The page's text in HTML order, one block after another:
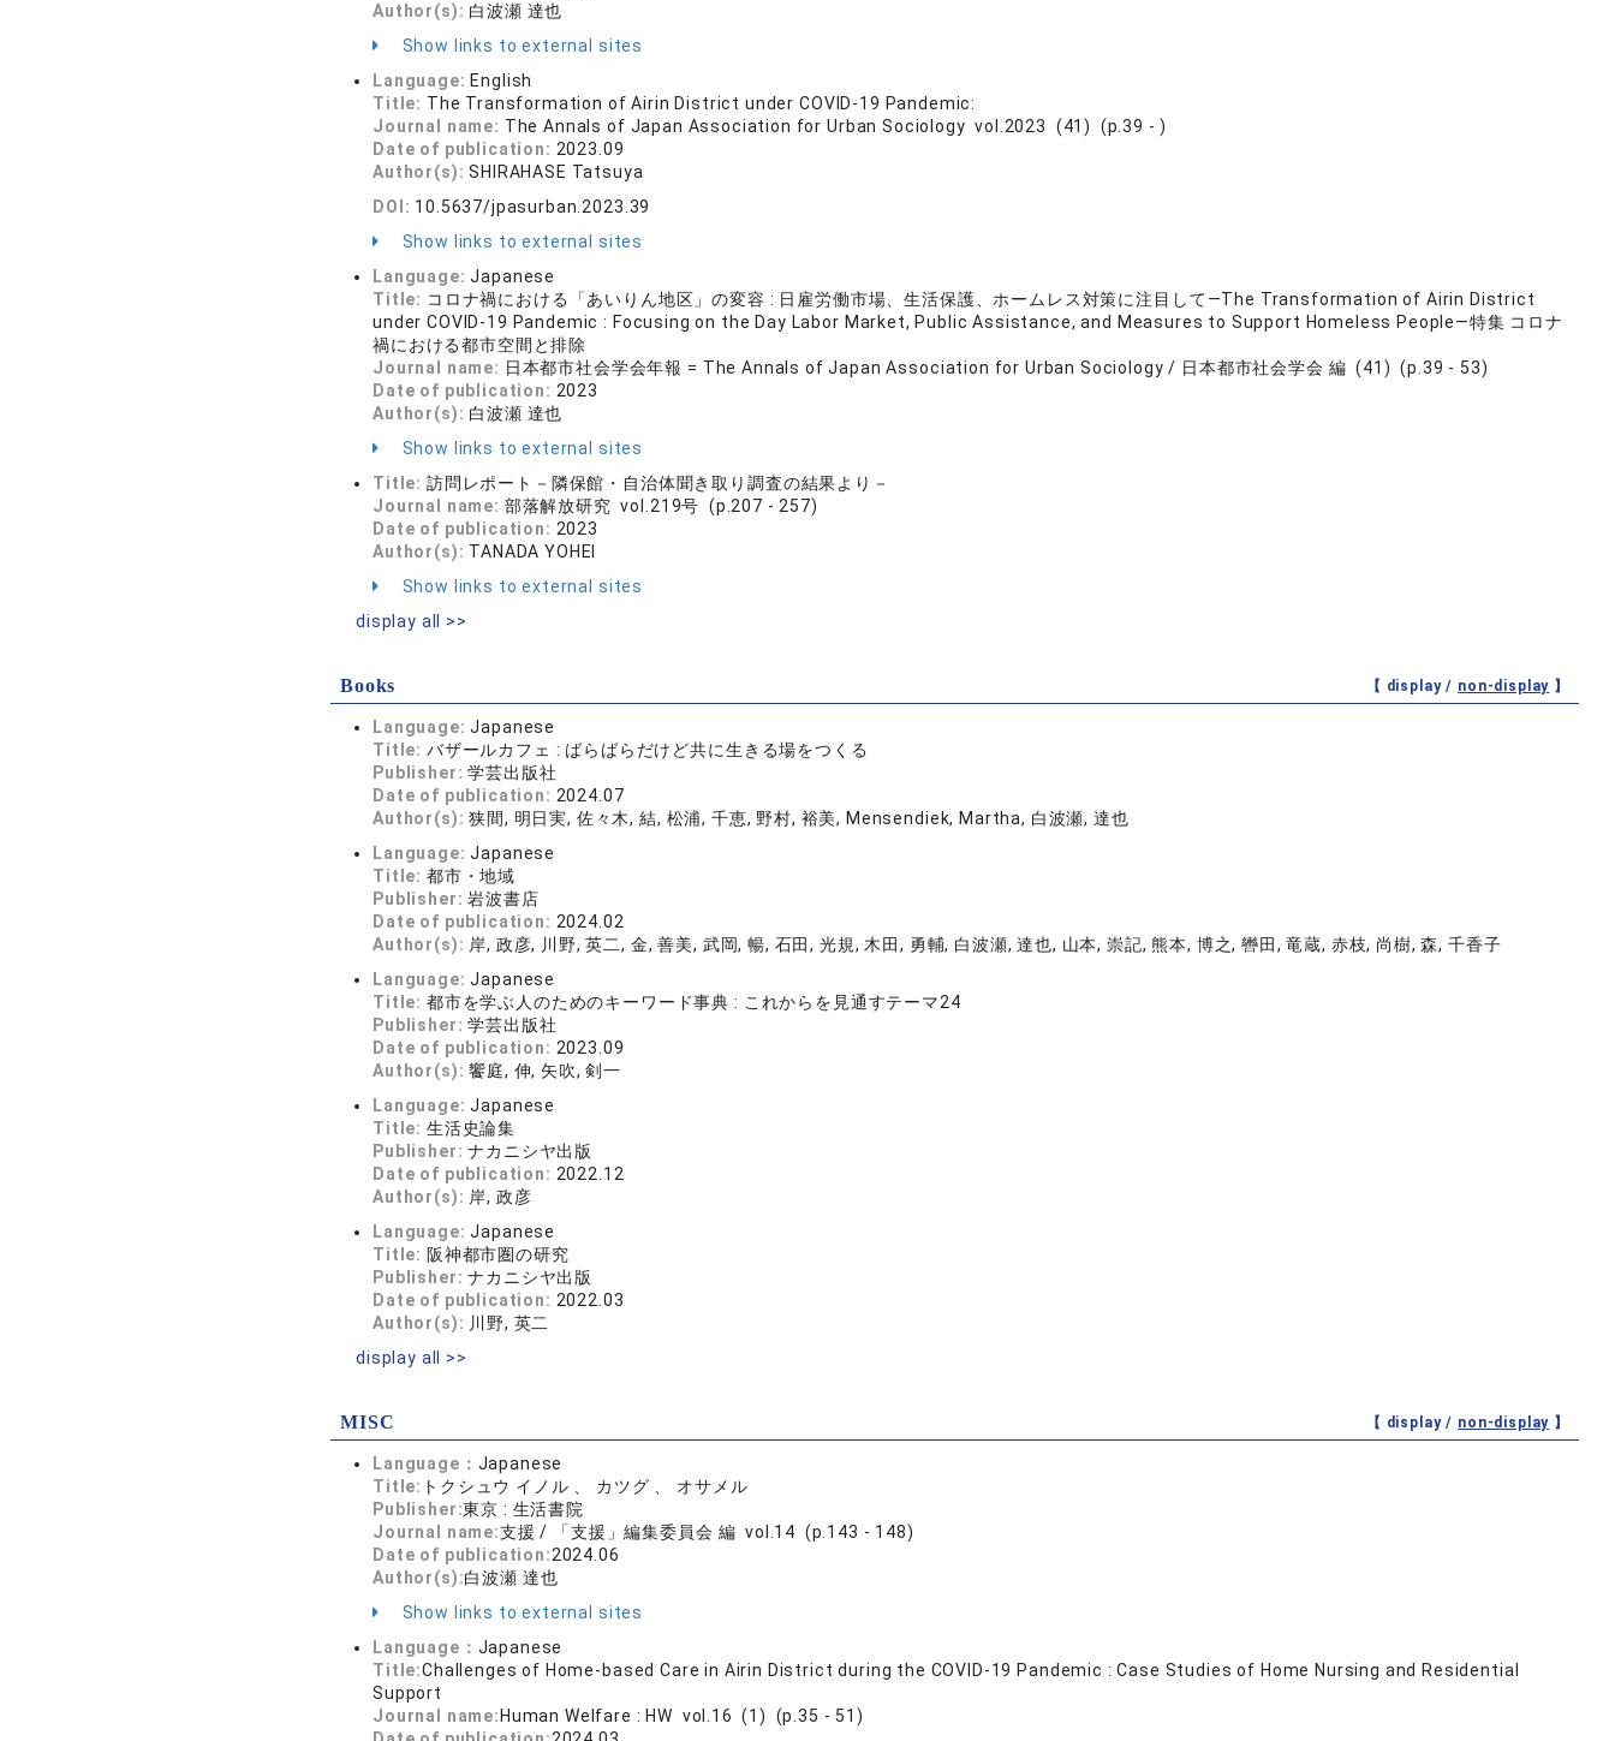
Author(s): 白波瀬 達也
Show links to external sites
Language: English
Title: The Transformation of Airin District under COVID-19 Pandemic:
Journal name: The Annals of Japan Association for Urban Sociology vol.2023 (41) (p.39 - )
Date of publication: 2023.09
Author(s):SHIRAHASE Tatsuya
DOI: 10.5637/jpasurban.2023.39
Show links to external sites
Language:Japanese
Title: コロナ禍における「あいりん地区」の変容 : 日雇労働市場、生活保護、ホームレス対策に注目して—The Transformation of Airin District
under COVID-19 Pandemic : Focusing on the Day Labor Market, Public Assistance, and Measures to Support Homeless People—特集 コロナ
禍における都市空間と排除
Journal name: 日本都市社会学会年報 = The Annals of Japan Association for Urban Sociology / 日本都市社会学会 編 (41) (p.39 - 53)
Date of publication: 2023
Author(s): 白波瀬 達也
Show links to external sites
Title: 訪問レポート－隣保館・自治体聞き取り調査の結果より－
Journal name: 部落解放研究 vol.219号 (p.207 - 257)
Date of publication: 2023
Author(s): TANADA YOHEI
Show links to external sites
display all >>
Books 【 display / non-display 】
Language:Japanese
Title: バザールカフェ : ばらばらだけど共に生きる場をつくる
Publisher:学芸出版社
Date of publication: 2024.07
Author(s):狭間, 明日実, 佐々木, 結, 松浦, 千恵, 野村, 裕美, Mensendiek, Martha, 白波瀬, 達也
Language:Japanese
Title: 都市・地域
Publisher:岩波書店
Date of publication: 2024.02
Author(s): 岸, 政彦, 川野, 英二, 金, 善美, 武岡, 暢, 石田, 光規, 木田, 勇輔, 白波瀬, 達也, 山本, 崇記, 熊本, 博之, 轡田, 竜蔵, 赤枝, 尚樹, 森, 千香子
Language:Japanese
Title: 都市を学ぶ人のためのキーワード事典 : これからを見通すテーマ24
Publisher:学芸出版社
Date of publication: 2023.09
Author(s):饗庭, 伸, 矢吹, 剣一
Language:Japanese
Title: 生活史論集
Publisher:ナカニシヤ出版
Date of publication: 2022.12
Author(s): 岸, 政彦
Language:Japanese
Title: 阪神都市圏の研究
Publisher:ナカニシヤ出版
Date of publication: 2022.03
Author(s): 川野, 英二
display all >>
MISC 【 display / non-display 】
Language： Japanese
Title: トクシュウ イノル 、 カツグ 、 オサメル
Publisher:東京 : 生活書院
Journal name:支援 / 「支援」編集委員会 編 vol.14 (p.143 - 148)
Date of publication:2024.06
Author(s):白波瀬 達也
Show links to external sites
Language： Japanese
Title:Challenges of Home-based Care in Airin District during the COVID-19 Pandemic : Case Studies of Home Nursing and Residential
Support
Journal name: Human Welfare : HW vol.16 (1) (p.35 - 51)